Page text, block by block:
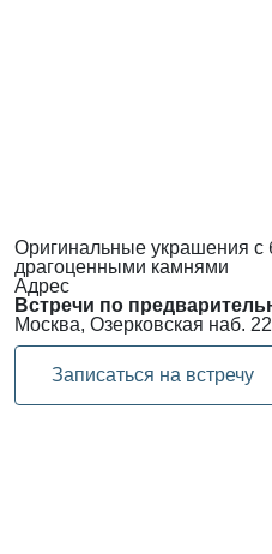
Оригинальные украшения с
драгоценными камнями
Адрес
Встречи по
Москва, Озерковская наб.
Записаться на встречу